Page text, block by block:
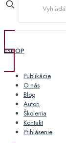
ESHOP
Publikácie
O nás
Blog
Autori
Školenia
Kontakt
Prihlásenie